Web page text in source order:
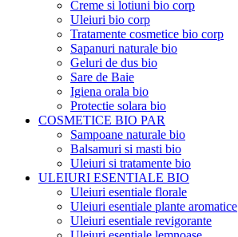
Creme si lotiuni bio corp
Uleiuri bio corp
Tratamente cosmetice bio corp
Sapanuri naturale bio
Geluri de dus bio
Sare de Baie
Igiena orala bio
Protectie solara bio
COSMETICE BIO PAR
Sampoane naturale bio
Balsamuri si masti bio
Uleiuri si tratamente bio
ULEIURI ESENTIALE BIO
Uleiuri esentiale florale
Uleiuri esentiale plante aromatice
Uleiuri esentiale revigorante